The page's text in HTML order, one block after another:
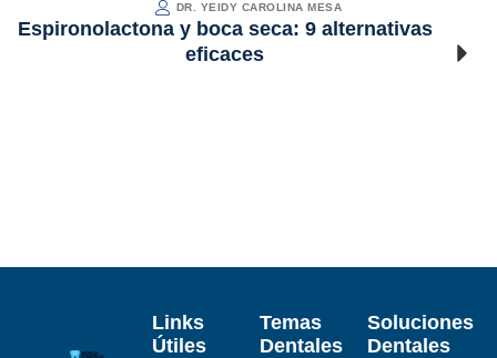
DR. YEIDY CAROLINA MESA
Espironolactona y boca seca: 9 alternativas
eficaces
Links
Útiles
Temas
Dentales
Soluciones
Dentales